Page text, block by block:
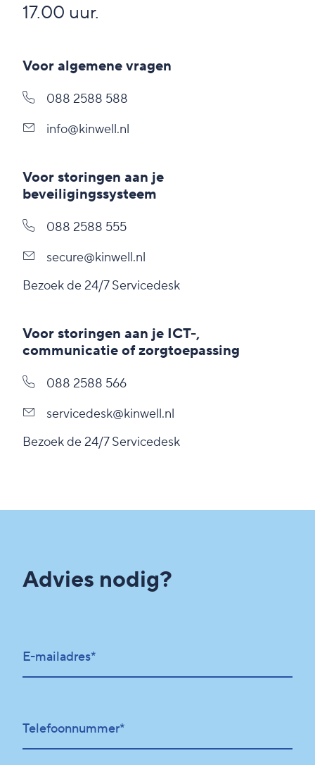
17.00 uur.
Voor algemene vragen
088 2588 588
info@kinwell.nl
Voor storingen aan je
beveiligingssysteem
088 2588 555
secure@kinwell.nl
Bezoek de 24/7 Servicedesk
Voor storingen aan je ICT-,
communicatie of zorgtoepassing
088 2588 566
servicedesk@kinwell.nl
Bezoek de 24/7 Servicedesk
Advies nodig?
E-mailadres*
Telefoonnummer*